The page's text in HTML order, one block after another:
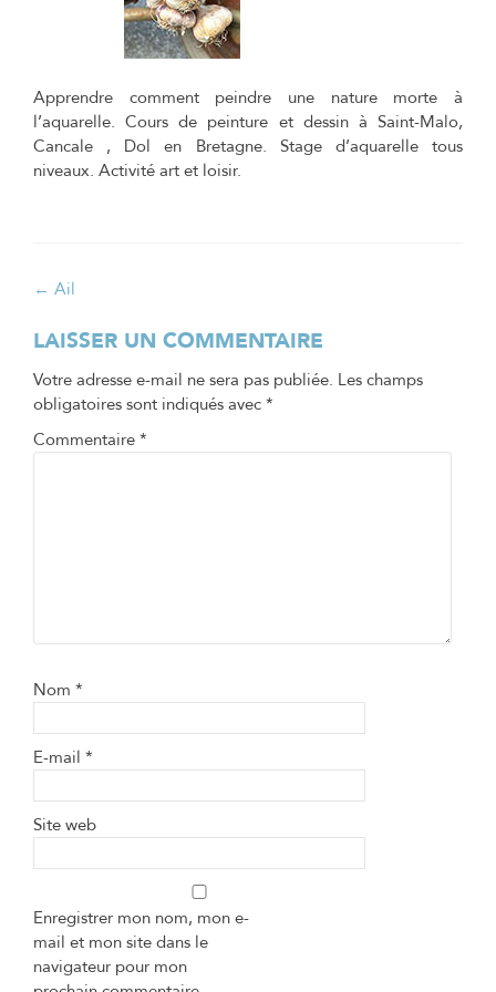
Apprendre comment peindre une nature morte à
l’aquarelle. Cours de peinture et dessin à Saint-Malo,
Cancale , Dol en Bretagne. Stage d’aquarelle tous
niveaux. Activité art et loisir.
Navigation
de
l’article
← Ail
LAISSER UN COMMENTAIRE
Votre adresse e-mail ne sera pas publiée. Les champs
obligatoires sont indiqués avec *
Commentaire *
Nom *
E-mail *
Site web
Enregistrer mon nom, mon e-
mail et mon site dans le
navigateur pour mon